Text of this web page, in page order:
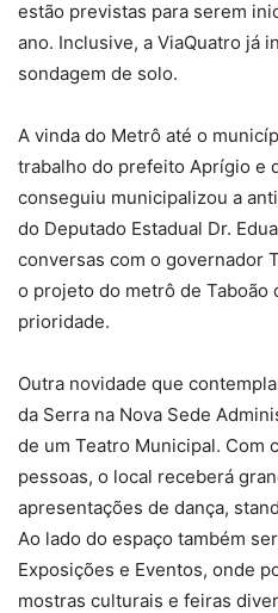
estão previstas para serem
ano. Inclusive, a ViaQuatro já
sondagem de solo.
A vinda do Metrô até o
trabalho do prefeito Aprígio e
conseguiu municipalizou a
do Deputado Estadual Dr.
conversas com o governador
o projeto do metrô de Taboão
prioridade.
Outra novidade que
da Serra na Nova Sede
de um Teatro Municipal. Com
pessoas, o local receberá
apresentações de dança,
Ao lado do espaço também
Exposições e Eventos, onde
mostras culturais e feiras